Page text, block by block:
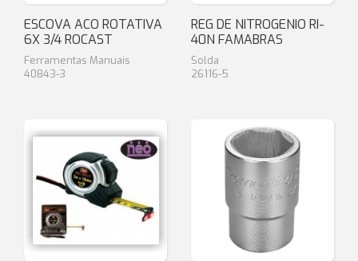
ESCOVA ACO ROTATIVA
6X 3/4 ROCAST
Ferramentas Manuais
40843-3
REG DE NITROGENIO RI-
40N FAMABRAS
Solda
26116-5